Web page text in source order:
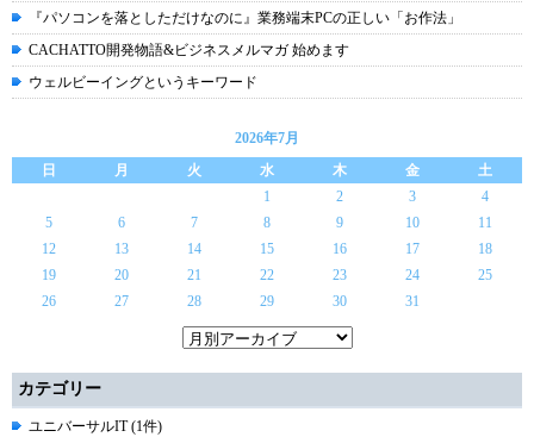
『パソコンを落としただけなのに』業務端末PCの正しい「お作法」
CACHATTO開発物語&ビジネスメルマガ 始めます
ウェルビーイングというキーワード
2026年7月
日
月 火 水 木 金
土
1
2 3
4
5
6 7 8 9 10
11
12
13 14 15 16 17
18
19
20 21 22 23 24
25
26
27 28 29 30 31
カテゴリー
ユニバーサルIT (1件)